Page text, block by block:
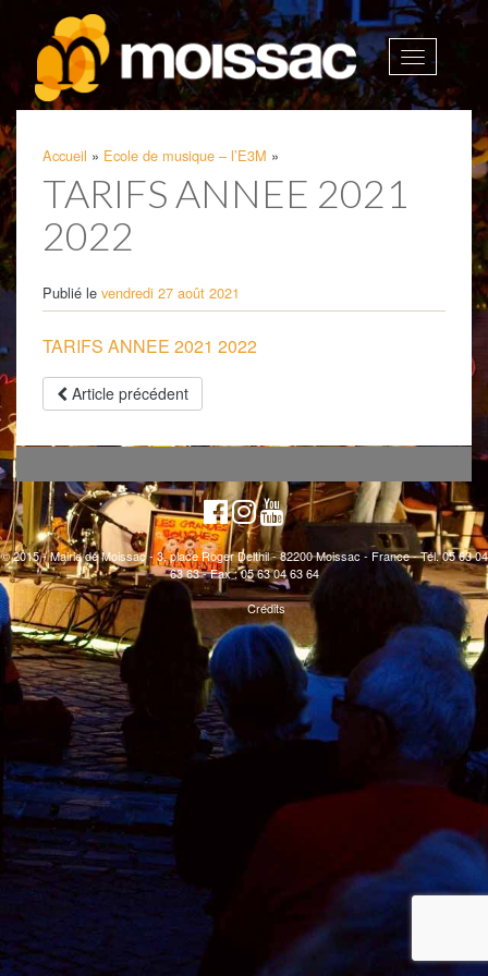
Afficher
la
Accueil » Ecole de musique – l’E3M »
TARIFS ANNEE 2021
2022
Publié le vendredi 27 août 2021
TARIFS ANNEE 2021 2022
Article précédent
© 2015 - Mairie de Moissac - 3, place Roger Delthil - 82200 Moissac - France - Tél. 05 63 04
63 63 - Fax : 05 63 04 63 64
Crédits